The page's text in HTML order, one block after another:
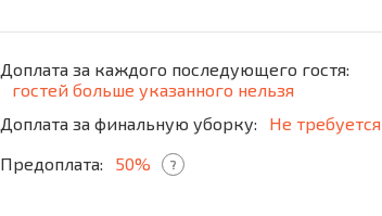
Доплата за каждого последующего гостя:
гостей больше указанного нельзя
Доплата за финальную уборку:
Не требуется
Предоплата:
50% ?